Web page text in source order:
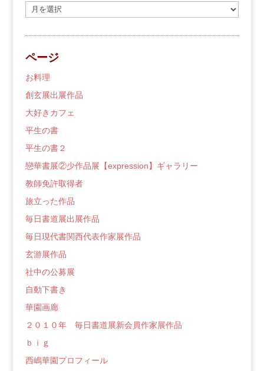
去
の
ロ
グ
ページ
お料理
創玄展出展作品
大好きカフェ
平生の書
平生の書２
戀華書展②少作品展【expression】ギャラリー
教師免許取得者
旅立った作品
毎日書道展出展作品
毎日現代書関西代表作家展作品
玄游展作品
社中の公募展
自動下書き
華園画廊
２０１０年 毎日書道展新会員作家展作品
ｂｉｇ
西嶋華園プロフィール